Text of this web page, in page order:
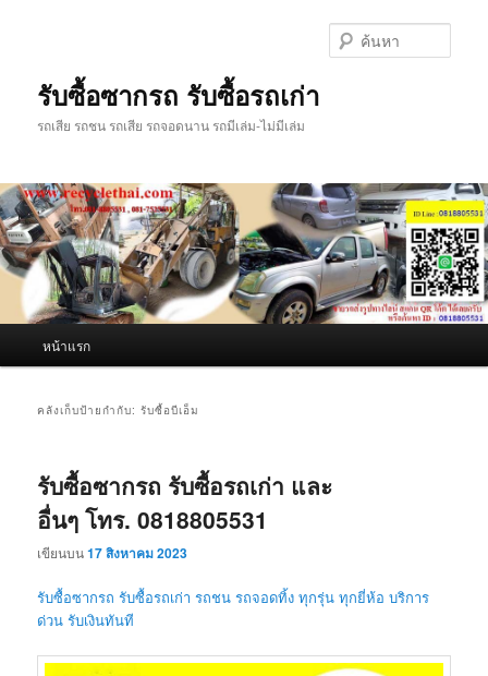
รับซื้อซากรถ รับซื้อรถเก่า
รถเสีย รถชน รถเสีย รถจอดนาน รถมีเล่ม-ไม่มีเล่ม
หน้าแรก
คลังเก็บป้ายกำกับ:รับซื้อบีเอ็ม
รับซื้อซากรถ รับซื้อรถเก่า และ
อื่นๆ โทร. 0818805531
เขียนบน17 สิงหาคม 2023
รับซื้อซากรถ รับซื้อรถเก่า รถชน รถจอดทิ้ง ทุกรุ่น ทุกยี่ห้อ บริการ
ด่วน รับเงินทันที